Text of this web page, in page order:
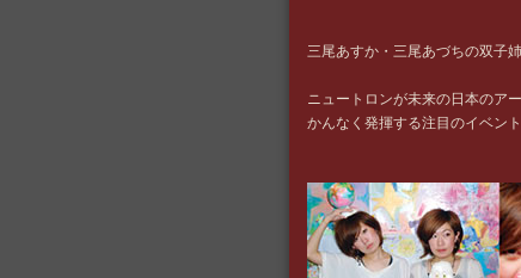
三尾あすか・三尾あづちの双子
ニュートロンが未来の日本のア
かんなく発揮する注目のイベ